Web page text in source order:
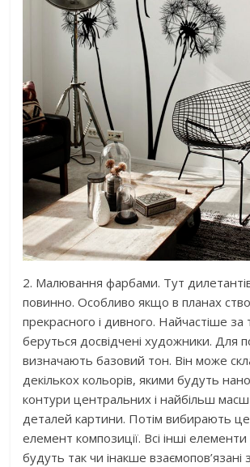
2. Малювання фарбами. Тут
повинно. Особливо якщо в планах
прекрасного і дивного. Найчастіше за
беруться досвідчені художники. Для
визначають базовий тон. Він може
декількох кольорів, якими будуть
контури центральних і найбільш
деталей картини. Потім вибирають
елемент композиції. Всі інші елементи
будуть так чи інакше взаємопов’язані